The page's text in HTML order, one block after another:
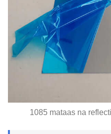
1085 mataas na